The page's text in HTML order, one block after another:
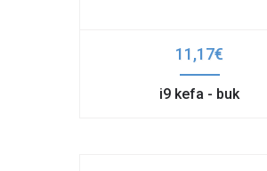
11,17€
i9 kefa - buk